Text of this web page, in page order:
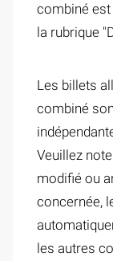
combiné
la rubrique
Les billets
combiné
Veuillez
modifié ou
concernée,
les autres